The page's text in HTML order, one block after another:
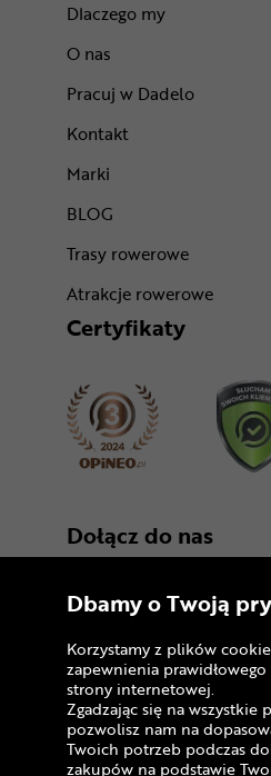
Dlaczego my
O nas
Pracuj w Dadelo
Kontakt
Marki
BLOG
Trasy rowerowe
Atrakcje rowerowe
Certyfikaty
Dołącz do nas
Copyright © 2005 - 2026
Polityka prywatności i
Dbamy o Twoją
Korzystamy z plików
zapewnienia
strony internetowej.
Zgadzając się na wszystkie
pozwolisz nam na
Twoich potrzeb podczas
zakupów na podstawie